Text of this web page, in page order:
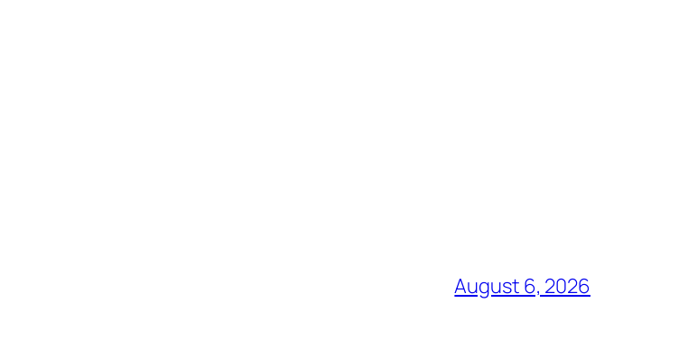
August 6, 2026